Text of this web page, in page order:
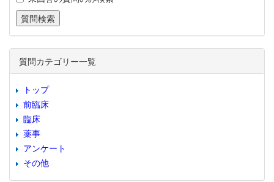
質問カテゴリー一覧
トップ
前臨床
臨床
薬事
アンケート
その他